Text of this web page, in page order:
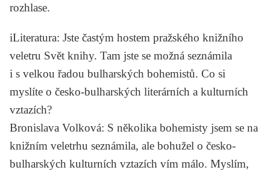
rozhlase.
iLiteratura: Jste častým hostem pražského knižního
veletru Svět knihy. Tam jste se možná seznámila
i s velkou řadou bulharských bohemistů. Co si
myslíte o česko-bulharských literárních a kulturních
vztazích?
Bronislava Volková: S několika bohemisty jsem se na
knižním veletrhu seznámila, ale bohužel o česko-
bulharských kulturních vztazích vím málo. Myslím,